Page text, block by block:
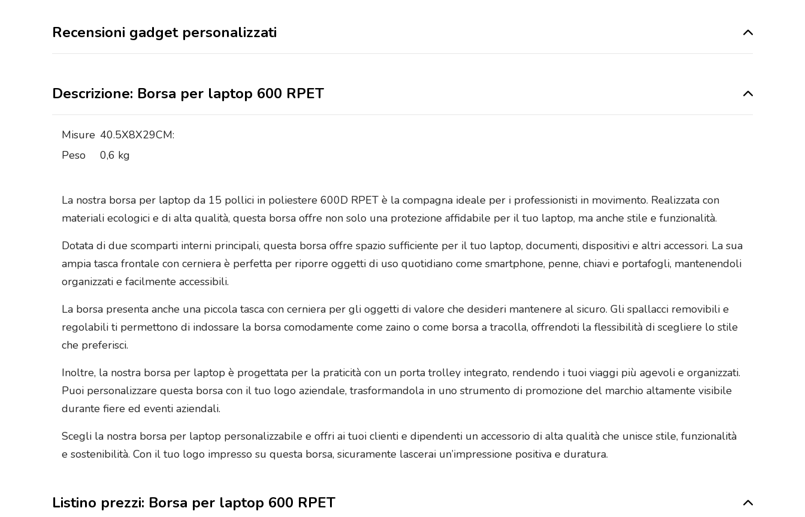
Recensioni gadget personalizzati
Descrizione: Borsa per laptop 600 RPET
Misure 40.5X8X29CM:
Peso
0,6 kg
La nostra borsa per laptop da 15 pollici in poliestere 600D RPET è la compagna ideale per i professionisti in movimento. Realizzata con
materiali ecologici e di alta qualità, questa borsa offre non solo una protezione affidabile per il tuo laptop, ma anche stile e funzionalità.
Dotata di due scomparti interni principali, questa borsa offre spazio sufficiente per il tuo laptop, documenti, dispositivi e altri accessori. La sua
ampia tasca frontale con cerniera è perfetta per riporre oggetti di uso quotidiano come smartphone, penne, chiavi e portafogli, mantenendoli
organizzati e facilmente accessibili.
La borsa presenta anche una piccola tasca con cerniera per gli oggetti di valore che desideri mantenere al sicuro. Gli spallacci removibili e
regolabili ti permettono di indossare la borsa comodamente come zaino o come borsa a tracolla, offrendoti la flessibilità di scegliere lo stile
che preferisci.
Inoltre, la nostra borsa per laptop è progettata per la praticità con un porta trolley integrato, rendendo i tuoi viaggi più agevoli e organizzati.
Puoi personalizzare questa borsa con il tuo logo aziendale, trasformandola in uno strumento di promozione del marchio altamente visibile
durante fiere ed eventi aziendali.
Scegli la nostra borsa per laptop personalizzabile e offri ai tuoi clienti e dipendenti un accessorio di alta qualità che unisce stile, funzionalità
e sostenibilità. Con il tuo logo impresso su questa borsa, sicuramente lascerai un’impressione positiva e duratura.
Listino prezzi: Borsa per laptop 600 RPET